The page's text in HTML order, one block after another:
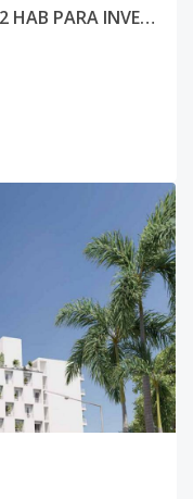
SKY VIEW - VENTA APTS DE 1 Y 2 HAB PARA INVERSION